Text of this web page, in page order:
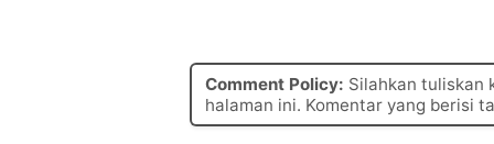
Comment Policy: Silahkan tuliskan
halaman ini. Komentar yang berisi